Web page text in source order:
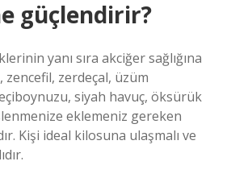
güçlendirir?
yanı sıra akciğer sağlığına
zencefil, zerdeçal, üzüm
siyah havuç, öksürük
eklemeniz gereken
Kişi ideal kilosuna ulaşmalı ve